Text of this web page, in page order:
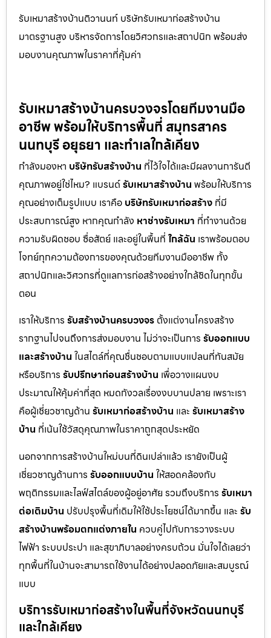
รับเหมาสร้างบ้านติวานนท์ บริษัทรับเหมาก่อสร้างบ้าน
มาตรฐานสูง บริหารจัดการโดยวิศวกรและสถาปนิก พร้อมส่ง
มอบงานคุณภาพในราคาที่คุ้มค่า
รับเหมาสร้างบ้านครบวงจรโดยทีมงานมือ
อาชีพ พร้อมให้บริการพื้นที่ สมุทรสาคร
นนทบุรี อยุธยา และทำเลใกล้เคียง
กำลังมองหา บริษัทรับสร้างบ้าน ที่ไว้ใจได้และมีผลงานการันตี
คุณภาพอยู่ใช่ไหม? แบรนด์รับเหมาสร้างบ้าน พร้อมให้บริการ
คุณอย่างเต็มรูปแบบ เราคือ บริษัทรับเหมาก่อสร้าง ที่มี
ประสบการณ์สูง หากคุณกำลัง หาช่างรับเหมา ที่ทำงานด้วย
ความรับผิดชอบ ซื่อสัตย์ และอยู่ในพื้นที่ ใกล้ฉัน เราพร้อมตอบ
โจทย์ทุกความต้องการของคุณด้วยทีมงานมืออาชีพ ทั้ง
สถาปนิกและวิศวกรที่ดูแลการก่อสร้างอย่างใกล้ชิดในทุกขั้น
ตอน
เราให้บริการ รับสร้างบ้านครบวงจร ตั้งแต่งานโครงสร้าง
รากฐานไปจนถึงการส่งมอบงาน ไม่ว่าจะเป็นการ รับออกแบบ
และสร้างบ้าน ในสไตล์ที่คุณชื่นชอบตามแบบแปลนที่ทันสมัย
หรือบริการ รับปรึกษาก่อนสร้างบ้าน เพื่อวางแผนงบ
ประมาณให้คุ้มค่าที่สุด หมดกังวลเรื่องงบบานปลาย เพราะเรา
คือผู้เชี่ยวชาญด้าน รับเหมาก่อสร้างบ้าน และ รับเหมาสร้าง
บ้าน ที่เน้นใช้วัสดุคุณภาพในราคาถูกสุดประหยัด
นอกจากการสร้างบ้านใหม่บนที่ดินเปล่าแล้ว เรายังเป็นผู้
เชี่ยวชาญด้านการ รับออกแบบบ้าน ให้สอดคล้องกับ
พฤติกรรมและไลฟ์สไตล์ของผู้อยู่อาศัย รวมถึงบริการ รับเหมา
ต่อเติมบ้าน ปรับปรุงพื้นที่เดิมให้ใช้ประโยชน์ได้มากขึ้น และ รับ
สร้างบ้านพร้อมตกแต่งภายใน ควบคู่ไปกับการวางระบบ
ไฟฟ้า ระบบประปา และสุขาภิบาลอย่างครบถ้วน มั่นใจได้เลยว่า
ทุกพื้นที่ในบ้านจะสามารถใช้งานได้อย่างปลอดภัยและสมบูรณ์
แบบ
บริการรับเหมาก่อสร้างในพื้นที่จังหวัดนนทบุรี
และใกล้เคียง